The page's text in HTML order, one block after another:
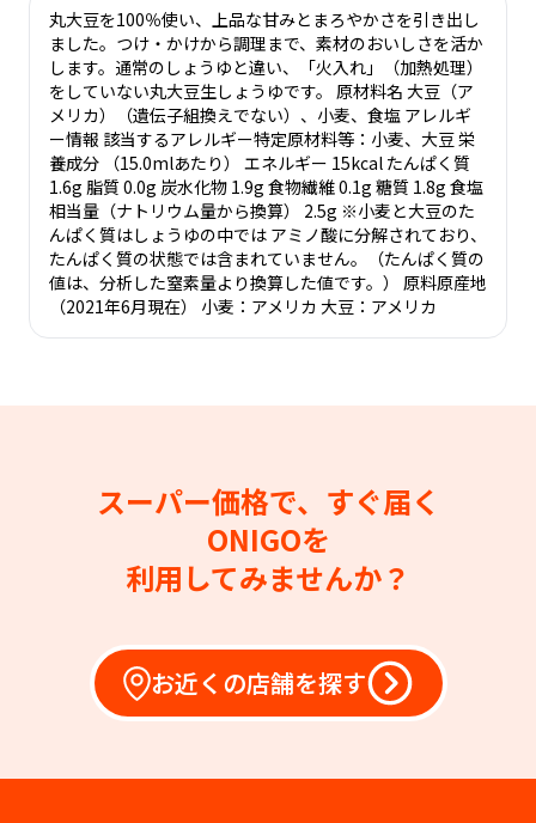
丸大豆を100％使い、上品な甘みとまろやかさを引き出し
ました。つけ・かけから調理まで、素材のおいしさを活か
します。通常のしょうゆと違い、「火入れ」（加熱処理）
をしていない丸大豆生しょうゆです。 原材料名 大豆（ア
メリカ）（遺伝子組換えでない）、小麦、食塩 アレルギ
ー情報 該当するアレルギー特定原材料等：小麦、大豆 栄
養成分 （15.0mlあたり） エネルギー 15kcal たんぱく質
1.6g 脂質 0.0g 炭水化物 1.9g 食物繊維 0.1g 糖質 1.8g 食塩
相当量（ナトリウム量から換算） 2.5g ※小麦と大豆のた
んぱく質はしょうゆの中では アミノ酸に分解されており、
たんぱく質の状態では含まれていません。（たんぱく質の
値は、分析した窒素量より換算した値です。） 原料原産地
（2021年6月現在） 小麦：アメリカ 大豆：アメリカ
スーパー価格で、すぐ届く
ONIGOを
利用してみませんか？
お近くの店舗を探す